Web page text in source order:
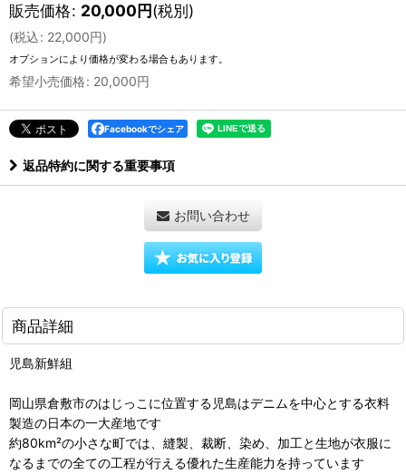
販売価格: 20,000円(税別)
(税込: 22,000円)
オプションにより価格が変わる場合もあります。
希望小売価格: 20,000円
Facebookでシェア
返品特約に関する重要事項
お問い合わせ
商品詳細
児島新鮮組
岡山県倉敷市のはじっこに位置する児島はデニムを中心とする衣料
製造の日本の一大産地です
約80km²の小さな町では、縫製、裁断、染め、加工と生地が衣服に
なるまでの全ての工程が行える優れた生産能力を持っています